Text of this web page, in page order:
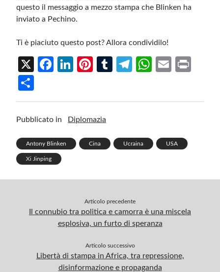
questo il messaggio a mezzo stampa che Blinken ha
inviato a Pechino.
Ti è piaciuto questo post? Allora condividilo!
X
Fa
o
k
Li
n
Pi
t
T
Te
W
p
E
h
ar
Pubblicato in Diplomazia
Antony Blinken Cina Ucraina USA
Xi Jinping
Articolo precedente
Il connubio tra politica e camorra è una miscela
esplosiva, un furto di speranza
Articolo successivo
Libertà di stampa in Africa, tra repressione,
disinformazione e propaganda